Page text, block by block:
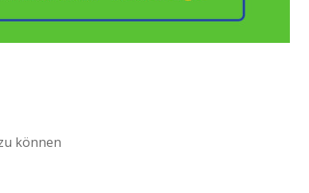
können